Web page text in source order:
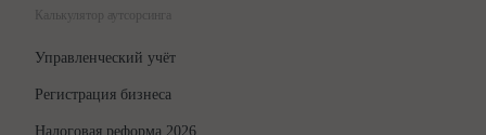
Калькулятор аутсорсинга
Управленческий учёт
Регистрация бизнеса
Налоговая реформа 2026